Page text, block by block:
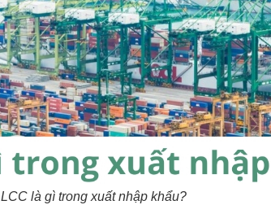
LCC là gì trong xuất nhập khẩu?